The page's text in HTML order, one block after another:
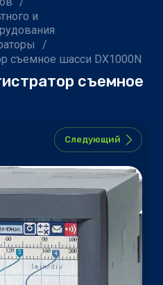
и
/
съемное шасси DX1000N
съемное
Следующий